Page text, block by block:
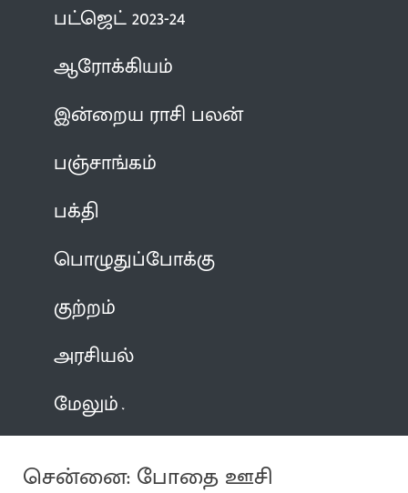
பட்ஜெட் 2023-24
ஆரோக்கியம்
இன்றைய ராசி பலன்
பஞ்சாங்கம்
பக்தி
பொழுதுப்போக்கு
குற்றம்
அரசியல்
மேலும்
சென்னை: போதை ஊசி